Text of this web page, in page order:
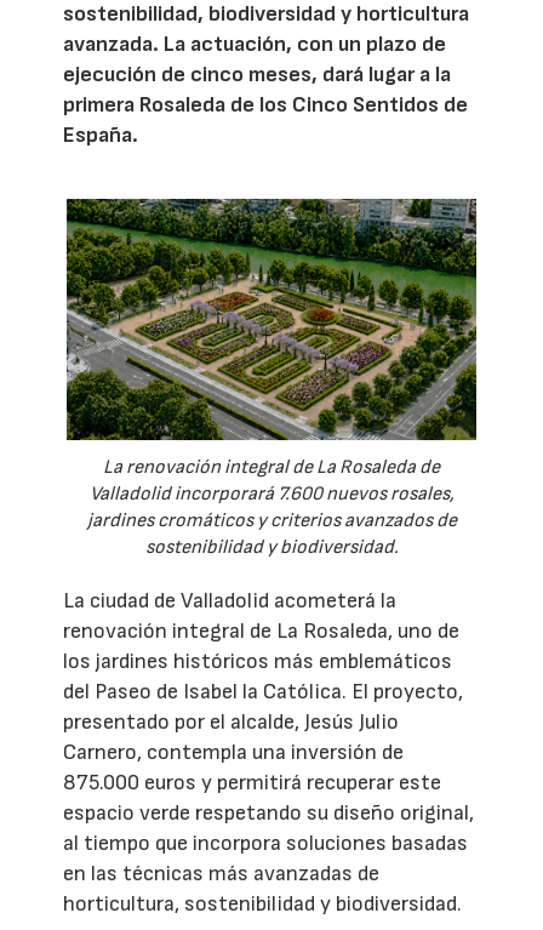
sostenibilidad, biodiversidad y horticultura
avanzada. La actuación, con un plazo de
ejecución de cinco meses, dará lugar a la
primera Rosaleda de los Cinco Sentidos de
España.
La renovación integral de La Rosaleda de
Valladolid incorporará 7.600 nuevos rosales,
jardines cromáticos y criterios avanzados de
sostenibilidad y biodiversidad.
La ciudad de Valladolid acometerá la
renovación integral de La Rosaleda, uno de
los jardines históricos más emblemáticos
del Paseo de Isabel la Católica. El proyecto,
presentado por el alcalde, Jesús Julio
Carnero, contempla una inversión de
875.000 euros y permitirá recuperar este
espacio verde respetando su diseño original,
al tiempo que incorpora soluciones basadas
en las técnicas más avanzadas de
horticultura, sostenibilidad y biodiversidad.